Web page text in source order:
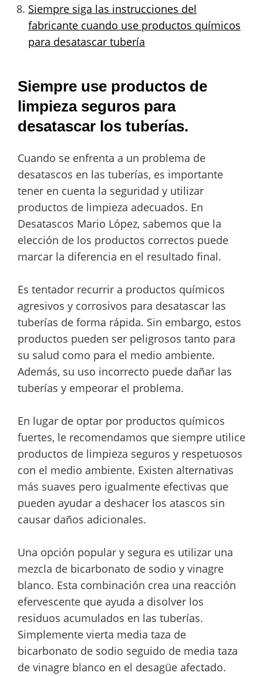
Siempre siga las instrucciones del
fabricante cuando use productos químicos
para desatascar tubería
Siempre use productos de
limpieza seguros para
desatascar los tuberías.
Cuando se enfrenta a un problema de
desatascos en las tuberías, es importante
tener en cuenta la seguridad y utilizar
productos de limpieza adecuados. En
Desatascos Mario López, sabemos que la
elección de los productos correctos puede
marcar la diferencia en el resultado final.
Es tentador recurrir a productos químicos
agresivos y corrosivos para desatascar las
tuberías de forma rápida. Sin embargo, estos
productos pueden ser peligrosos tanto para
su salud como para el medio ambiente.
Además, su uso incorrecto puede dañar las
tuberías y empeorar el problema.
En lugar de optar por productos químicos
fuertes, le recomendamos que siempre utilice
productos de limpieza seguros y respetuosos
con el medio ambiente. Existen alternativas
más suaves pero igualmente efectivas que
pueden ayudar a deshacer los atascos sin
causar daños adicionales.
Una opción popular y segura es utilizar una
mezcla de bicarbonato de sodio y vinagre
blanco. Esta combinación crea una reacción
efervescente que ayuda a disolver los
residuos acumulados en las tuberías.
Simplemente vierta media taza de
bicarbonato de sodio seguido de media taza
de vinagre blanco en el desagüe afectado.